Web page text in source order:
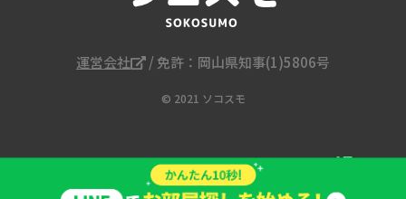
運営会社 / 免許：岡山県知事(1)5806号
© 2021 ソコスモ